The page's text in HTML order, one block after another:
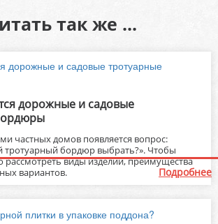
так же ...
дорожные и садовые
частных домов появляется вопрос:
тротуарный бордюр выбрать?». Чтобы
рассмотреть виды изделий, преимущества
вариантов.
Подробнее